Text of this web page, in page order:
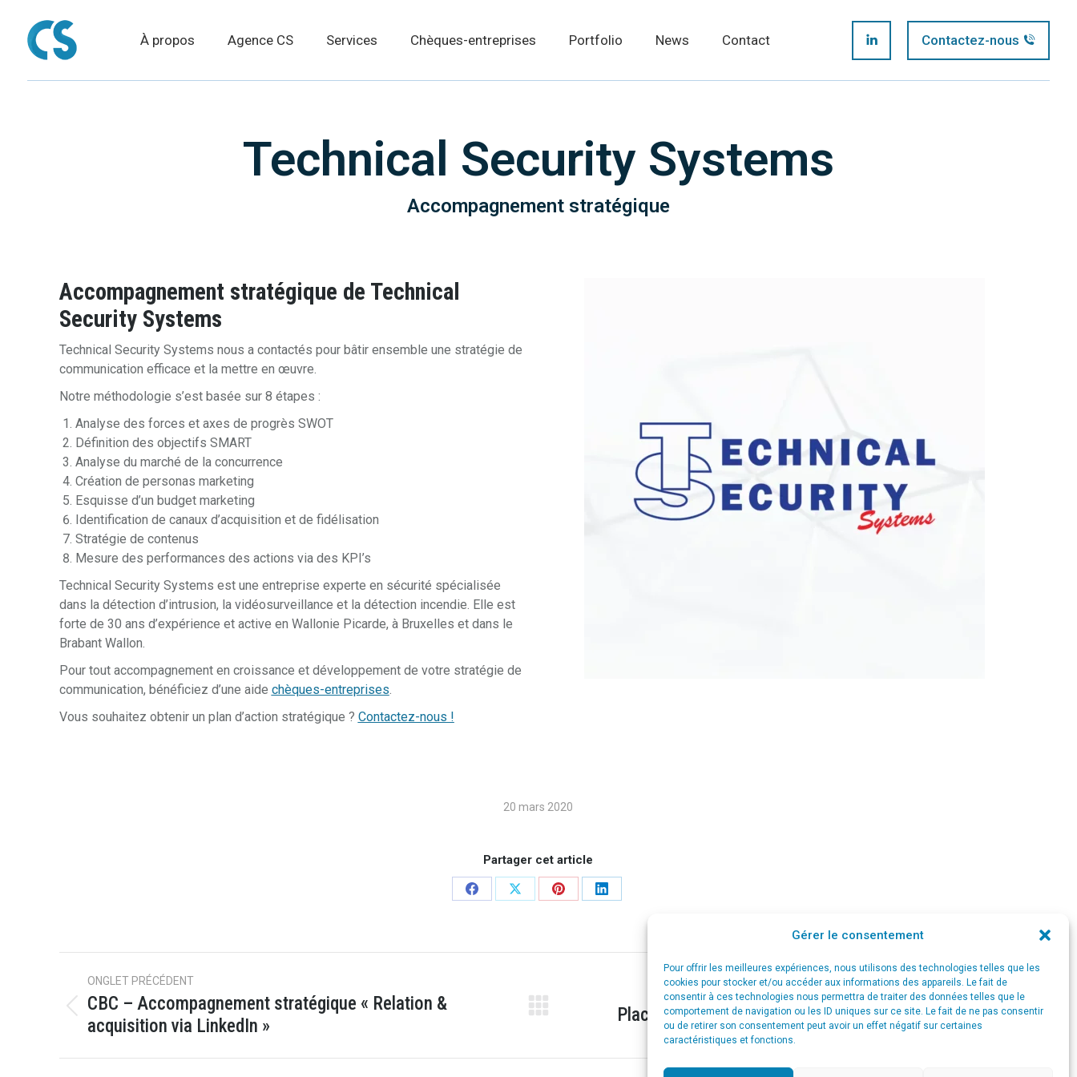
Gérer le consentement
Pour offrir les meilleures expériences, nous utilisons des technologies telles que les
cookies pour stocker et/ou accéder aux informations des appareils. Le fait de
consentir à ces technologies nous permettra de traiter des données telles que le
comportement de navigation ou les ID uniques sur ce site. Le fait de ne pas consentir
ou de retirer son consentement peut avoir un effet négatif sur certaines
caractéristiques et fonctions.
À propos Agence CS Services Chèques-entreprises Portfolio News Contact
LinkedIn
Contactez-nous
Technical Security Systems
Accompagnement stratégique
Accompagnement stratégique de Technical
Security Systems
Technical Security Systems nous a contactés pour bâtir ensemble une stratégie de
communication efficace et la mettre en œuvre.
Notre méthodologie s’est basée sur 8 étapes :
Analyse des forces et axes de progrès SWOT
Définition des objectifs SMART
Analyse du marché de la concurrence
Création de personas marketing
Esquisse d’un budget marketing
Identification de canaux d’acquisition et de fidélisation
Stratégie de contenus
Mesure des performances des actions via des KPI’s
Technical Security Systems est une entreprise experte en sécurité spécialisée
dans la détection d’intrusion, la vidéosurveillance et la détection incendie. Elle est
forte de 30 ans d’expérience et active en Wallonie Picarde, à Bruxelles et dans le
Brabant Wallon.
Pour tout accompagnement en croissance et développement de votre stratégie de
communication, bénéficiez d’une aide chèques-entreprises.
Vous souhaitez obtenir un plan d’action stratégique ? Contactez-nous !
20 mars 2020
Partager cet article
Share
Share
Share
Share
Navigation
de
commentaire
ONGLET PRÉCÉDENT
Onglet
précédent
CBC – Accompagnement stratégique « Relation &
acquisition via LinkedIn »
ONGLET SUIVANT
PlacingMed – Création du webdesign et du contenu